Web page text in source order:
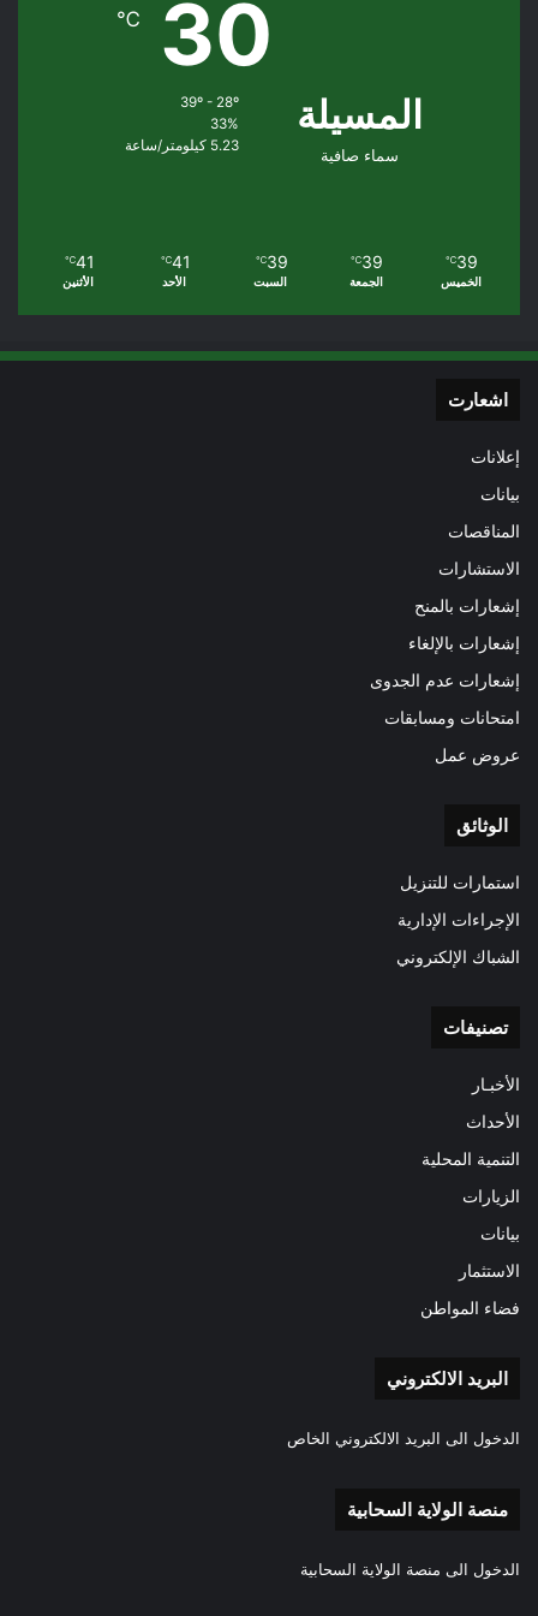
المسيلة
سماء صافية
30
℃
39º - 28º
33%
5.23 كيلومتر/ساعة
39
℃
الخميس
39
℃
الجمعة
39
℃
السبت
41
℃
الأحد
41
℃
الأثنين
اشعارت
إعلانات
بيانات
المناقصات
الاستشارات
إشعارات بالمنح
إشعارات بالإلغاء
إشعارات عدم الجدوى
امتحانات ومسابقات
عروض عمل
الوثائق
استمارات للتنزيل
الإجراءات الإدارية
الشباك الإلكتروني
تصنيفات
الأخبـار
الأحداث
التنمية المحلية
الزيارات
بيانات
الاستثمار
فضاء المواطن
البريد الالكتروني
الدخول الى البريد الالكتروني الخاص
منصة الولاية السحابية
الدخول الى منصة الولاية السحابية